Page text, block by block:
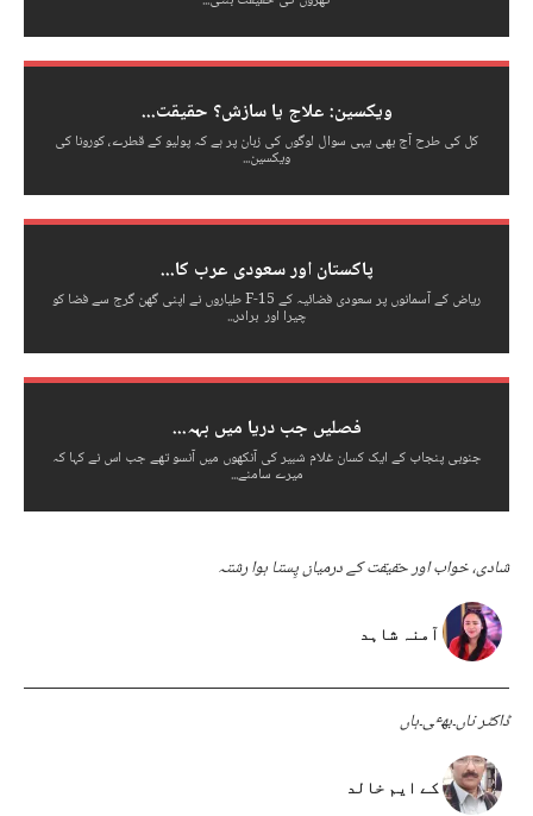
ویکسین: علاج یا سازش؟ حقیقت...
کل کی طرح آج بھی یہی سوال لوگوں کی زبان پر ہے کہ پولیو کے قطرے، کورونا کی
ویکسین...
پاکستان اور سعودی عرب کا...
ریاض کے آسمانوں پر سعودی فضائیہ کے F-15 طیاروں نے اپنی گھن گرج سے فضا کو
چیرا اور برادر...
فصلیں جب دریا میں بہہ...
جنوبی پنجاب کے ایک کسان غلام شبیر کی آنکھوں میں آنسو تھے جب اس نے کہا کہ
میرے سامنے...
شادی، خواب اور حقیقت کے درمیان پِستا ہوا رشتہ
آمنہ شاہد
ڈاکٹر ناں۔بھٸ۔ہاں
کے ایم خالد